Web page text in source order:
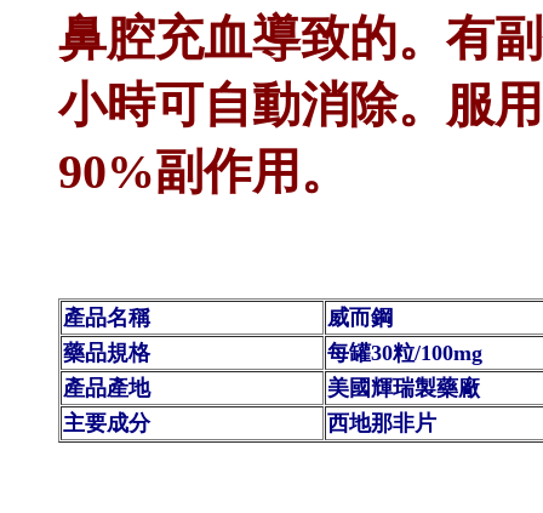
鼻腔充血導致的。有
小時可自動消除。服
90%副作用。
產品名稱
威而鋼
藥品規格
每罐30粒/100mg
產品產地
美國輝瑞製藥廠
主要成分
西地那非片